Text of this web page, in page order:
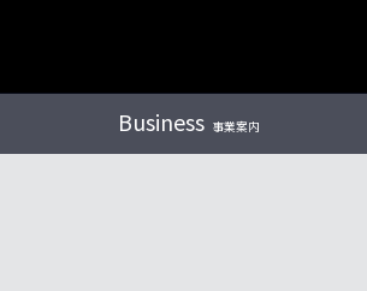
Business 事業案内